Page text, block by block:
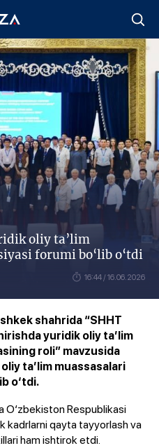
oliy ta’lim
forumi bo‘lib o‘tdi
16:44 / 16.06.2026
shahrida “SHHT
yuridik oliy ta’lim
roli” mavzusida
ta’lim muassasalari
o‘tdi.
O‘zbekiston Respublikasi
kadrlarni qayta tayyorlash va
ham ishtirok etdi.